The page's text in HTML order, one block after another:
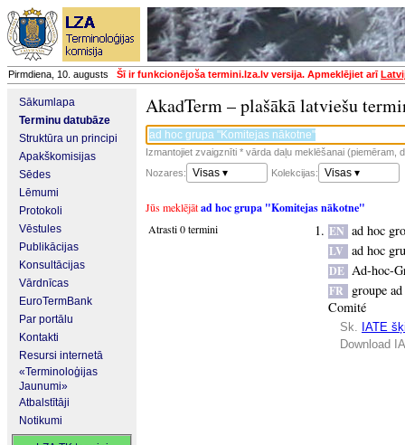
Pirmdiena, 10. augusts Šī ir funkcionējoša termini.lza.lv versija. Apmeklējiet arī
Sākumlapa
Terminu datubāze
Struktūra un principi
Apakškomisijas
Sēdes
Lēmumi
Protokoli
Vēstules
Publikācijas
Konsultācijas
Vārdnīcas
EuroTermBank
Par portālu
Kontakti
Resursi internetā
«Terminoloģijas
Jaunumi»
Atbalstītāji
Notikumi
AkadTerm – plašākā latviešu
Izmantojiet zvaigznīti * vārda daļu meklēšanai (piemēram,
Nozares:
Visas ▾ Kolekcijas: Visas ▾
Jūs meklējātad hoc grupa "Komitejas nākotne"
Atrasti 0 termini EN ad hoc
LV ad hoc
DE Ad-hoc-
FR
groupe
Comité
Sk. IATE
Download